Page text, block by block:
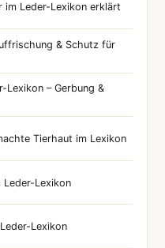
im Leder-Lexikon erklärt
& Schutz für
Lexikon – Gerbung &
Tierhaut im Lexikon
Leder-Lexikon
Lexikon